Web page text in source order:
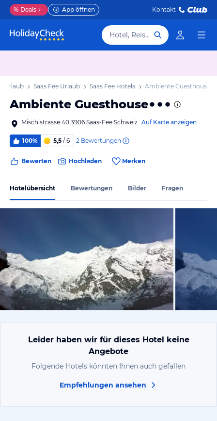
% Deals App öffnen Kontakt
Hotel, Reiseziel
Urlaub Saas Fee Urlaub Saas Fee Hotels Ambiente Guesthouse
Ambiente Guesthouse
Mischistrasse 40 3906 Saas-Fee Schweiz Auf Karte anzeigen
100% 5,5 / 6 2 Bewertungen
Bewerten Hochladen Merken
Hotelübersicht Bewertungen Bilder Fragen
von
Leider haben wir für dieses Hotel keine
Angebote
Folgende Hotels könnten Ihnen auch gefallen
Empfehlungen ansehen